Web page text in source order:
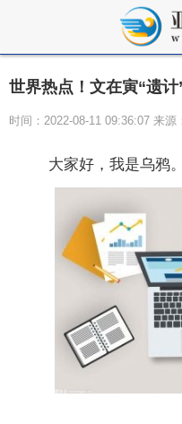
世界热点！文在寅“遗计
时间：2022-08-11 09:36:07 来源
大家好，我是乌鸦。